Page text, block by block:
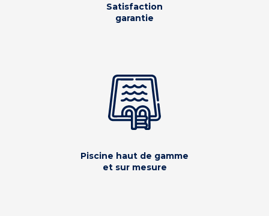
Satisfaction
garantie
Piscine haut de gamme
et sur mesure